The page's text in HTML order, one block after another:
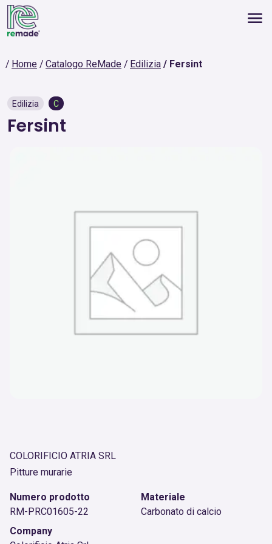
Home Catalogo ReMade Edilizia Fersint
Edilizia C
Fersint
COLORIFICIO ATRIA SRL
Pitture murarie
Numero prodotto
RM-PRC01605-22
Materiale
Carbonato di calcio
Company